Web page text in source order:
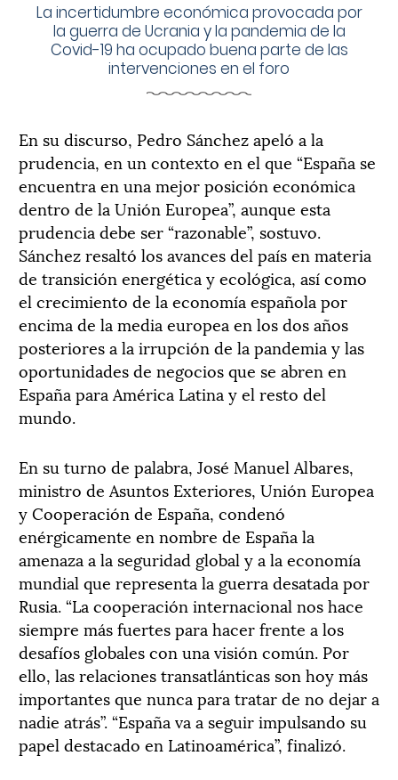
La incertidumbre económica provocada por
la guerra de Ucrania y la pandemia de la
Covid-19 ha ocupado buena parte de las
intervenciones en el foro
En su discurso, Pedro Sánchez apeló a la
prudencia, en un contexto en el que “España se
encuentra en una mejor posición económica
dentro de la Unión Europea”, aunque esta
prudencia debe ser “razonable”, sostuvo.
Sánchez resaltó los avances del país en materia
de transición energética y ecológica, así como
el crecimiento de la economía española por
encima de la media europea en los dos años
posteriores a la irrupción de la pandemia y las
oportunidades de negocios que se abren en
España para América Latina y el resto del
mundo.
En su turno de palabra, José Manuel Albares,
ministro de Asuntos Exteriores, Unión Europea
y Cooperación de España, condenó
enérgicamente en nombre de España la
amenaza a la seguridad global y a la economía
mundial que representa la guerra desatada por
Rusia. “La cooperación internacional nos hace
siempre más fuertes para hacer frente a los
desafíos globales con una visión común. Por
ello, las relaciones transatlánticas son hoy más
importantes que nunca para tratar de no dejar a
nadie atrás”. “España va a seguir impulsando su
papel destacado en Latinoamérica”, finalizó.